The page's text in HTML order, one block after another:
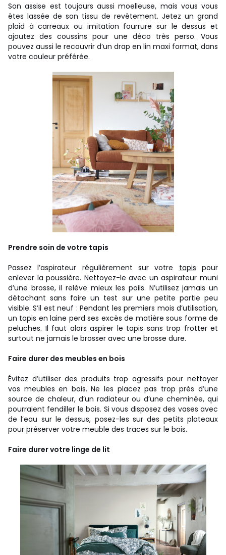
Son assise est toujours aussi moelleuse, mais vous vous
êtes lassée de son tissu de revêtement. Jetez un grand
plaid à carreaux ou imitation fourrure sur le dessus et
ajoutez des coussins pour une déco très perso. Vous
pouvez aussi le recouvrir d’un drap en lin maxi format, dans
votre couleur préférée.
Prendre soin de votre tapis
Passez l’aspirateur régulièrement sur votre tapis pour
enlever la poussière. Nettoyez-le avec un aspirateur muni
d’une brosse, il relève mieux les poils. N’utilisez jamais un
détachant sans faire un test sur une petite partie peu
visible. S’il est neuf : Pendant les premiers mois d’utilisation,
un tapis en laine perd ses excès de matière sous forme de
peluches. Il faut alors aspirer le tapis sans trop frotter et
surtout ne jamais le brosser avec une brosse dure.
Faire durer des meubles en bois
Évitez d’utiliser des produits trop agressifs pour nettoyer
vos meubles en bois. Ne les placez pas trop près d’une
source de chaleur, d’un radiateur ou d’une cheminée, qui
pourraient fendiller le bois. Si vous disposez des vases avec
de l’eau sur le dessus, posez-les sur des petits plateaux
pour préserver votre meuble des traces sur le bois.
Faire durer votre linge de lit